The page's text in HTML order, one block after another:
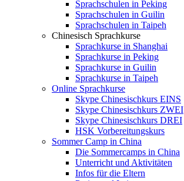
Sprachschulen in Peking
Sprachschulen in Guilin
Sprachschulen in Taipeh
Chinesisch Sprachkurse
Sprachkurse in Shanghai
Sprachkurse in Peking
Sprachkurse in Guilin
Sprachkurse in Taipeh
Online Sprachkurse
Skype Chinesischkurs EINS
Skype Chinesischkurs ZWEI
Skype Chinesischkurs DREI
HSK Vorbereitungskurs
Sommer Camp in China
Die Sommercamps in China
Unterricht und Aktivitäten
Infos für die Eltern